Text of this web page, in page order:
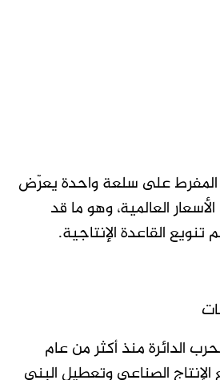
المفرط على سلعة واحدة يعرّض
العالمية، وهو ما قد
تنويع القاعدة الإنتاجية.
الدائرة منذ أكثر من عام
الصناعي وتعطيل البنى